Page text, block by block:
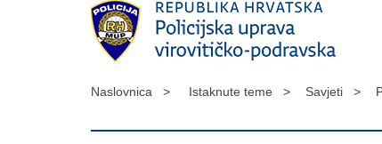
Naslovnica > Istaknute teme > Savjeti >